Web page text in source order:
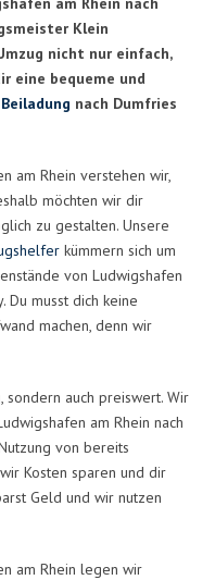
Klein
nicht nur einfach,
eine bequeme und
Beiladung nach Dumfries
am Rhein verstehen wir,
möchten wir dir
zu gestalten. Unsere
kümmern sich um
von Ludwigshafen
Du musst dich keine
machen, denn wir
sondern auch preiswert. Wir
am Rhein nach
von bereits
Kosten sparen und dir
Geld und wir nutzen
am Rhein legen wir